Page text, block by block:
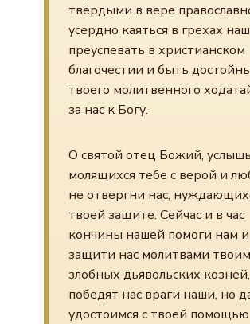
твёрдыми в вере
усердно каяться в грехах
преуспевать в христианском
благочестии и быть
твоего молитвенного
за нас к Богу.
О святой отец Божий,
молящихся тебе с верой и
не отвергни нас,
твоей защите. Сейчас и в час
кончины нашей помоги нам и
защити нас молитвами
злобных дьявольских
победят нас враги наши, но
удостоимся с твоей помощью